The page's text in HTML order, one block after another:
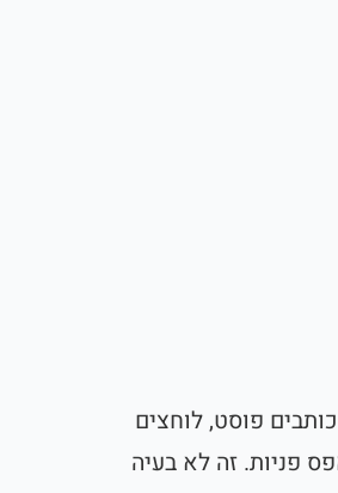
פוסט, לוחצים
פניות. זה לא בעיה